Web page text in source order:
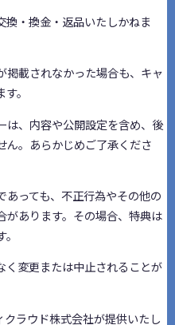
換・換金・返品いたしかねま
掲載されなかった場合も、キャ
。
は、内容や公開設定を含め、後
ん。あらかじめご了承くださ
あっても、不正行為やその他の
があります。その場合、特典は
く変更または中止されることが
クラウド株式会社が提供いたし